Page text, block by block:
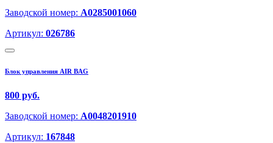
Заводской номер: A0285001060
Артикул: 026786
Блок управления AIR BAG
800 руб.
Заводской номер: A0048201910
Артикул: 167848